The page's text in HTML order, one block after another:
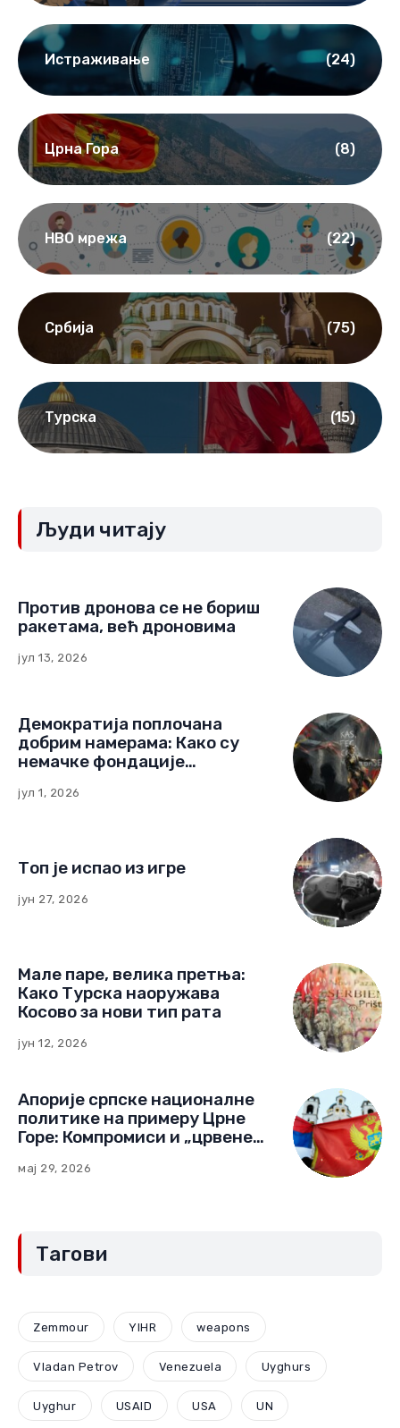
Истраживање (24)
Црна Гора (8)
НВО мрежа (22)
Србија (75)
Турска (15)
Људи читају
Против дронова се не бориш
ракетама, већ дроновима
јул 13, 2026
Демократија поплочана
добрим намерама: Како су
немачке фондације
Црној Гори
јул 1, 2026
Топ је испао из игре
јун 27, 2026
Мале паре, велика претња:
Како Турска наоружава
Косово за нови тип рата
јун 12, 2026
Апорије српске националне
политике на примеру Црне
Горе: Компромиси и „црвене
мај 29, 2026
Тагови
Zemmour YIHR weapons
Vladan Petrov Venezuela Uyghurs
Uyghur USAID USA UN